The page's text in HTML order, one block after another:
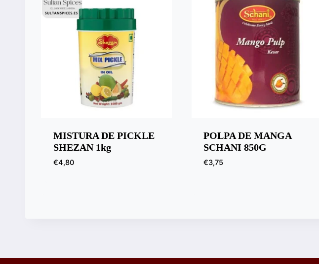
MISTURA DE PICKLE
SHEZAN 1kg
€4,80
POLPA DE MANGA
SCHANI 850G
€3,75